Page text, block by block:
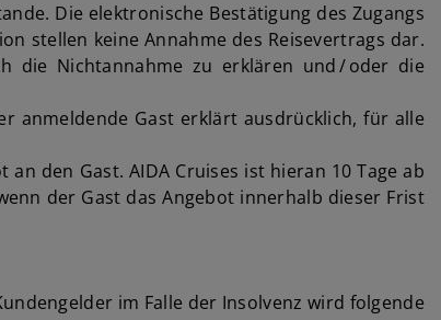
Die elektronische Bestätigung des Zugangs
stellen keine Annahme des Reisevertrags dar.
die Nichtannahme zu erklären und / oder die
anmeldende Gast erklärt ausdrücklich, für alle
den Gast. AIDA Cruises ist hieran 10 Tage ab
der Gast das Angebot innerhalb dieser Frist
im Falle der Insolvenz wird folgende